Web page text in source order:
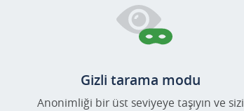
Gizli tarama modu
Anonimliği bir üst seviyeye taşıyın ve sizi